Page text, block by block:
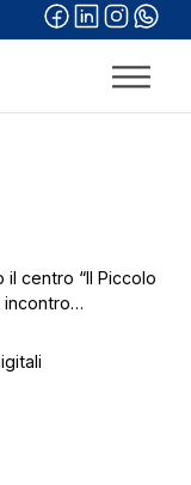
il centro “Il Piccolo
incontro…